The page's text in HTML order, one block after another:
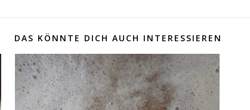
DAS KÖNNTE DICH AUCH INTERESSIEREN